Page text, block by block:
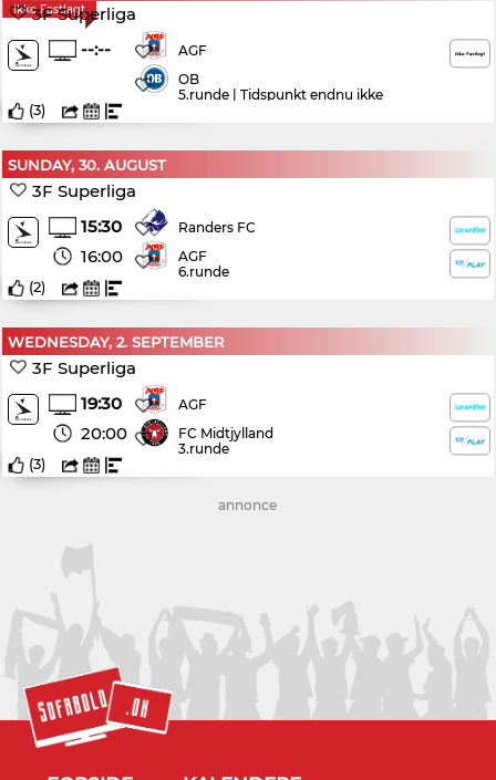
Ikke Fastlagt
3F Superliga
--:--
AGF
OB
5.runde | Tidspunkt endnu ikke
(3)
SUNDAY, 30. AUGUST
3F Superliga
15:30
16:00
Randers FC
AGF
6.runde
(2)
WEDNESDAY, 2. SEPTEMBER
3F Superliga
19:30
20:00
AGF
FC Midtjylland
3.runde
(3)
annonce